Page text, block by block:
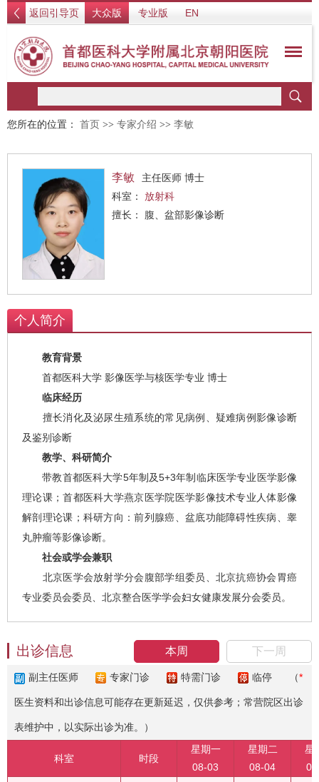
返回引导页 大众版 专业版 EN
您所在的位置： 首页 >> 专家介绍 >> 李敏
李敏
主任医师 博士
科室： 放射科
擅长： 腹、盆部影像诊断
个人简介
教育背景
首都医科大学 影像医学与核医学专业 博士
临床经历
擅长消化及泌尿生殖系统的常见病例、疑难病例影像诊断
及鉴别诊断
教学、科研简介
带教首都医科大学5年制及5+3年制临床医学专业医学影像
理论课；首都医科大学燕京医学院医学影像技术专业人体影像
解剖理论课；科研方向：前列腺癌、盆底功能障碍性疾病、睾
丸肿瘤等影像诊断。
社会或学会兼职
北京医学会放射学分会腹部学组委员、北京抗癌协会胃癌
专业委员会委员、北京整合医学学会妇女健康发展分会委员。
本周 下一周
出诊信息
副主任医师 专家门诊 特需门诊 临停 （*
医生资料和出诊信息可能存在更新延迟，仅供参考；常营院区出诊
表维护中，以实际出诊为准。）
科室 时段
星期一
08-03
星期二
08-04
星